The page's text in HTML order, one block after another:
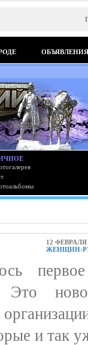
ОБЪЯВЛЕНИЯ
12 ФЕВРАЛЯ
ЖЕНЩИН-
Это
и так